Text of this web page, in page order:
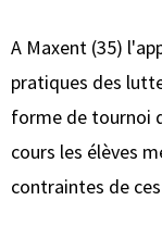
A Maxent (35)
pratiques des
forme de tournoi
cours les élèves
contraintes de